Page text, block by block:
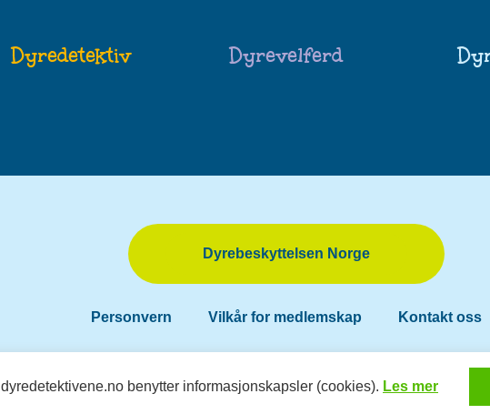
Dyredetektiv Dyrevelferd
Dyrebeskyttelsen Norge
Personvern Vilkår for medlemskap Kontakt oss
dyredetektivene.no benytter informasjonskapsler (cookies). Les mer